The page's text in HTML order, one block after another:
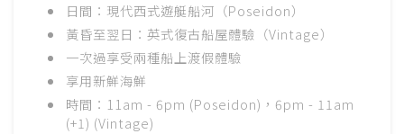
日間：現代西式遊艇船河（Poseidon）
黃昏至翌日：英式復古船屋體驗（Vintage）
一次過享受兩種船上渡假體驗
享用新鮮海鮮
時間：11am - 6pm (Poseidon)，6pm - 11am
(+1) (Vintage)